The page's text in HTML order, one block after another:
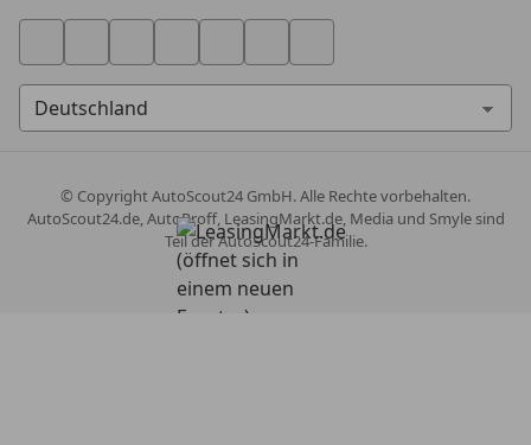
© CopyrightAutoScout24 GmbH. Alle Rechte vorbehalten.
AutoScout24.de, AutoProff, LeasingMarkt.de, Media und Smyle sind
Teil der AutoScout24-Familie.